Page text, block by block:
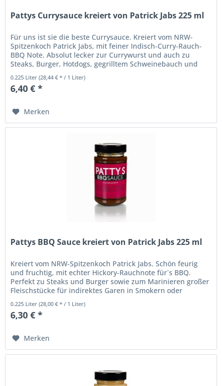
Pattys Currysauce kreiert von Patrick Jabs 225 ml
Für uns ist sie die beste Currysauce. Kreiert vom NRW-
Spitzenkoch Patrick Jabs, mit feiner Indisch-Curry-Rauch-
BBQ Note. Absolut lecker zur Currywurst und auch zu
Steaks, Burger, Hotdogs, gegrilltem Schweinebauch und
0.225 Liter(28,44 € * / 1 Liter)
6,40 € *
Merken
Pattys BBQ Sauce kreiert von Patrick Jabs 225 ml
Kreiert vom NRW-Spitzenkoch Patrick Jabs. Schön feurig
und fruchtig, mit echter Hickory-Rauchnote für´s BBQ.
Perfekt zu Steaks und Burger sowie zum Marinieren großer
Fleischstücke für indirektes Garen in Smokern oder
Kugelgrills. Pikante...
0.225 Liter(28,00 € * / 1 Liter)
6,30 € *
Merken